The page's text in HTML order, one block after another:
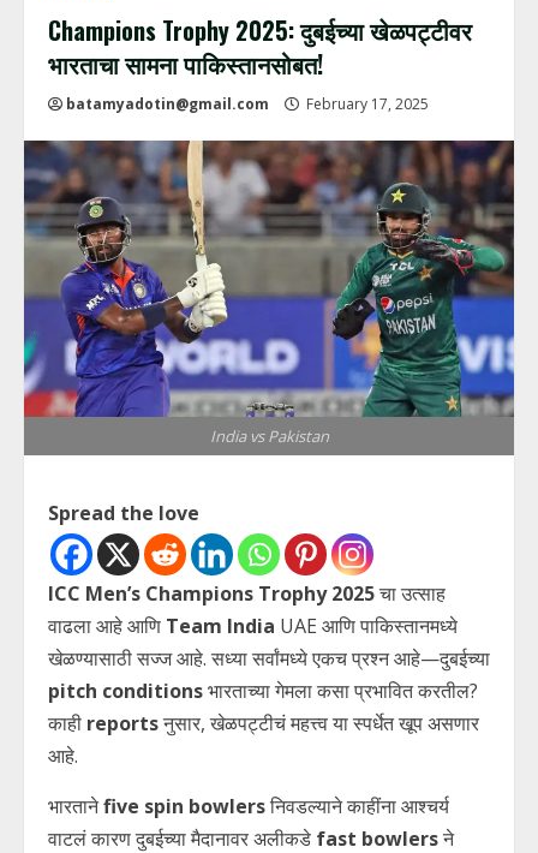
Champions Trophy 2025: दुबईच्या खेळपट्टीवर
भारताचा सामना पाकिस्तानसोबत!
batamyadotin@gmail.com February 17, 2025
India vs Pakistan
Spread the love
ICC Men’s Champions Trophy 2025चा उत्साह
वाढला आहे आणि Team India UAE आणि पाकिस्तानमध्ये
खेळण्यासाठी सज्ज आहे. सध्या सर्वांमध्ये एकच प्रश्न आहे—दुबईच्या
pitch conditionsभारताच्या गेमला कसा प्रभावित करतील?
काही reportsनुसार, खेळपट्टीचं महत्त्व या स्पर्धेत खूप असणार
आहे.
भारतानेfive spin bowlersनिवडल्याने काहींना आश्चर्य
वाटलं कारण दुबईच्या मैदानावर अलीकडे fast bowlersने